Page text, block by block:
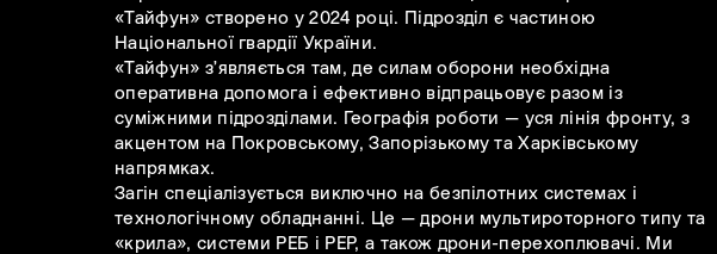
«Тайфун» створено у 2024 році. Підрозділ є частиною
Національної гвардії України.
«Тайфун» зʼявляється там, де силам оборони необхідна
оперативна допомога і ефективно відпрацьовує разом із
суміжними підрозділами. Географія роботи — уся лінія фронту, з
акцентом на Покровському, Запорізькому та Харківському
напрямках.
Загін спеціалізується виключно на безпілотних системах і
технологічному обладнанні. Це — дрони мультироторного типу та
«крила», системи РЕБ і РЕР, а також дрони-перехоплювачі. Ми